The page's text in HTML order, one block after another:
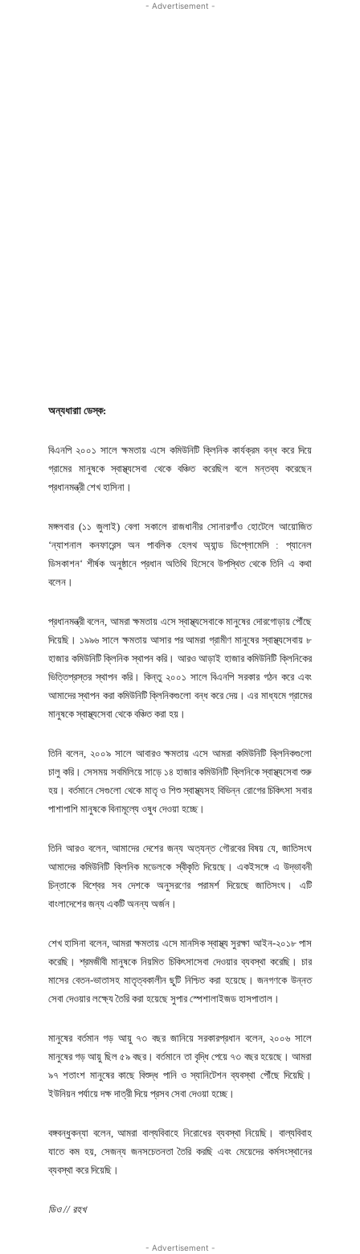
- Advertisement -
অন্যধারাা ডেস্ক:
বিএনপি ২০০১ সালে ক্ষমতায় এসে কমিউনিটি ক্লিনিক কার্যক্রম বন্ধ করে দিয়ে
গ্রামের মানুষকে স্বাস্থ্যসেবা থেকে বঞ্চিত করেছিল বলে মন্তব্য করেছেন
প্রধানমন্ত্রী শেখ হাসিনা।
মঙ্গলবার (১১ জুলাই) বেলা সকালে রাজধানীর সোনারগাঁও হোটেলে আয়োজিত
‘ন্যাশনাল কনফারেন্স অন পাবলিক হেলথ অ্যান্ড ডিপ্লোমেসি : প্যানেল
ডিসকাশন‘ শীর্ষক অনুষ্ঠানে প্রধান অতিথি হিসেবে উপস্থিত থেকে তিনি এ কথা
বলেন।
প্রধানমন্ত্রী বলেন, আমরা ক্ষমতায় এসে স্বাস্থ্যসেবাকে মানুষের দোরগোড়ায় পৌঁছে
দিয়েছি। ১৯৯৬ সালে ক্ষমতায় আসার পর আমরা গ্রামীণ মানুষের স্বাস্থ্যসেবায় ৮
হাজার কমিউনিটি ক্লিনিক স্থাপন করি। আরও আড়াই হাজার কমিউনিটি ক্লিনিকের
ভিত্তিপ্রস্তর স্থাপন করি। কিন্তু ২০০১ সালে বিএনপি সরকার গঠন করে এবং
আমাদের স্থাপন করা কমিউনিটি ক্লিনিকগুলো বন্ধ করে দেয়। এর মাধ্যমে গ্রামের
মানুষকে স্বাস্থ্যসেবা থেকে বঞ্চিত করা হয়।
তিনি বলেন, ২০০৯ সালে আবারও ক্ষমতায় এসে আমরা কমিউনিটি ক্লিনিকগুলো
চালু করি। সেসময় সবমিলিয়ে সাড়ে ১৪ হাজার কমিউনিটি ক্লিনিকে স্বাস্থ্যসেবা শুরু
হয়। বর্তমানে সেগুলো থেকে মাতৃ ও শিশু স্বাস্থ্যসহ বিভিন্ন রোগের চিকিৎসা সবার
পাশাপাশি মানুষকে বিনামূল্যে ওষুধ দেওয়া হচ্ছে।
তিনি আরও বলেন, আমাদের দেশের জন্য অত্যন্ত গৌরবের বিষয় যে, জাতিসংঘ
আমাদের কমিউনিটি ক্লিনিক মডেলকে স্বীকৃতি দিয়েছে। একইসঙ্গে এ উদ্ভাবনী
চিন্তাকে বিশ্বের সব দেশকে অনুসরণের পরামর্শ দিয়েছে জাতিসংঘ। এটি
বাংলাদেশের জন্য একটি অনন্য অর্জন।
শেখ হাসিনা বলেন, আমরা ক্ষমতায় এসে মানসিক স্বাস্থ্য সুরক্ষা আইন-২০১৮ পাস
করেছি। শ্রমজীবী মানুষকে নিয়মিত চিকিৎসাসেবা দেওয়ার ব্যবস্থা করেছি। চার
মাসের বেতন-ভাতাসহ মাতৃত্বকালীন ছুটি নিশ্চিত করা হয়েছে। জনগণকে উন্নত
সেবা দেওয়ার লক্ষ্যে তৈরি করা হয়েছে সুপার স্পেশালাইজড হাসপাতাল।
মানুষের বর্তমান গড় আয়ু ৭৩ বছর জানিয়ে সরকারপ্রধান বলেন, ২০০৬ সালে
মানুষের গড় আয়ু ছিল ৫৯ বছর। বর্তমানে তা বৃদ্ধি পেয়ে ৭৩ বছর হয়েছে। আমরা
৯৭ শতাংশ মানুষের কাছে বিশুদ্ধ পানি ও স্যানিটেশন ব্যবস্থা পৌঁছে দিয়েছি।
ইউনিয়ন পর্যায়ে দক্ষ দাত্রী দিয়ে প্রসব সেবা দেওয়া হচ্ছে।
বঙ্গবন্ধুকন্যা বলেন, আমরা বাল্যবিবাহে নিরোধের ব্যবস্থা নিয়েছি। বাল্যবিবাহ
যাতে কম হয়, সেজন্য জনসচেতনতা তৈরি করছি এবং মেয়েদের কর্মসংস্থানের
ব্যবস্থা করে দিয়েছি।
ডিও // রহখ
- Advertisement -